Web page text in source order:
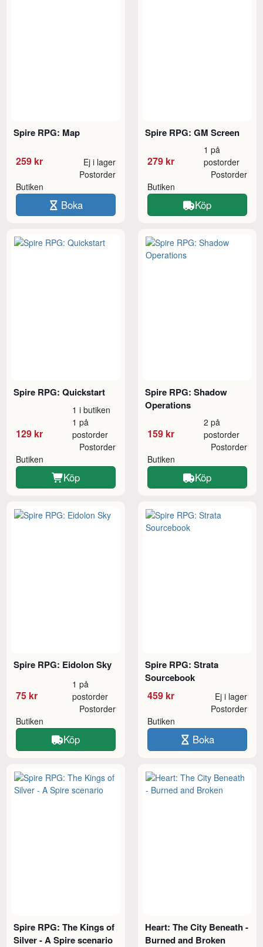
Spire RPG: Map
259 kr Ej i lager
Butiken
Postorder
Boka
Spire RPG: GM Screen
279 kr
1 på
postorder
Butiken
Postorder
Köp
Spire RPG: Quickstart
129 kr
1 i butiken
1 på
postorder
Butiken
Postorder
Köp
Spire RPG: Shadow
Operations
159 kr
2 på
postorder
Butiken
Postorder
Köp
Spire RPG: Eidolon Sky
75 kr
1 på
postorder
Butiken
Postorder
Köp
Spire RPG: Strata
Sourcebook
459 kr Ej i lager
Butiken
Postorder
Boka
Spire RPG: The Kings of
Silver - A Spire scenario
Heart: The City Beneath -
Burned and Broken